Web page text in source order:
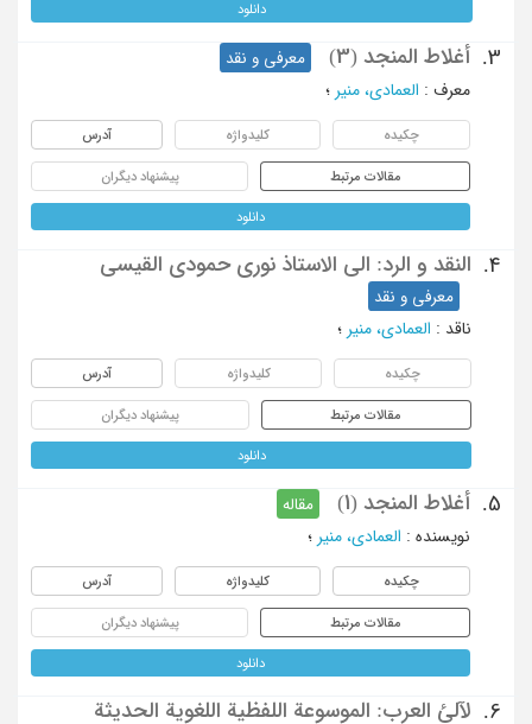
دانلود
3. أغلاط المنجد (3)
معرفی و نقد
معرف : العمادی، منیر ؛
چکیده کلیدواژه آدرس
مقالات مرتبط پیشنهاد دیگران
دانلود
4. النقد و الرد: الی الاستاذ نوری حمودی القیسی
معرفی و نقد
ناقد : العمادی، منیر ؛
چکیده کلیدواژه آدرس
مقالات مرتبط پیشنهاد دیگران
دانلود
5. أغلاط المنجد (1)
مقاله
نویسنده : العمادی، منیر ؛
چکیده کلیدواژه آدرس
مقالات مرتبط پیشنهاد دیگران
دانلود
6.
لآلئ العرب: الموسوعة اللفظیة اللغویة الحدیثة